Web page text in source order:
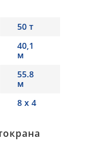
50 т
40,1
м
55.8
м
8 x 4